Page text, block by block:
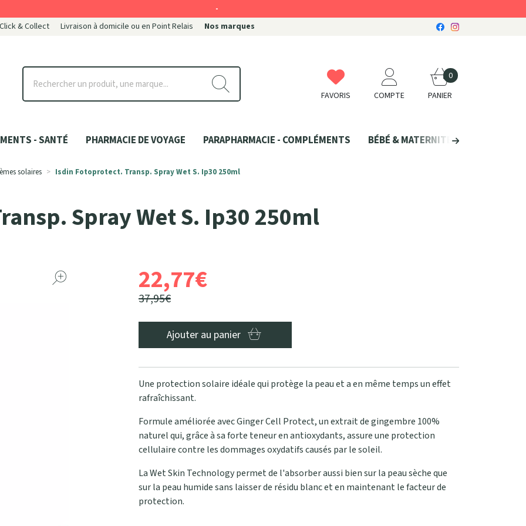
& Collect Livraison à domicile ou en Point Relais Nos marques
FAVORIS COMPTE PANIER
0
- SANTÉ PHARMACIE DE VOYAGE PARAPHARMACIE - COMPLÉMENTS BÉBÉ & MATERNITÉ
solaires Isdin Fotoprotect. Transp. Spray Wet S. Ip30 250ml
Spray Wet S. Ip30 250ml
22,77€
37,95€
Ajouter au panier
Une protection solaire idéale qui protège la peau et a en même temps un effet
rafraîchissant.
Formule améliorée avec Ginger Cell Protect, un extrait de gingembre 100%
naturel qui, grâce à sa forte teneur en antioxydants, assure une protection
cellulaire contre les dommages oxydatifs causés par le soleil.
La Wet Skin Technology permet de l'absorber aussi bien sur la peau sèche que
sur la peau humide sans laisser de résidu blanc et en maintenant le facteur de
protection.